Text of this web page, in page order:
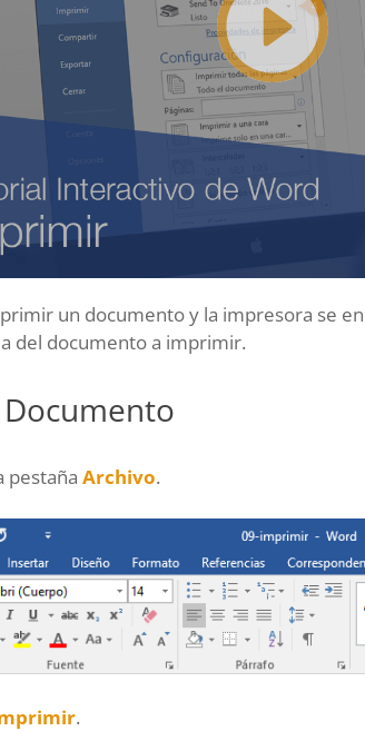
un documento y la impresora se
del documento a imprimir.
pestaña Archivo.
.